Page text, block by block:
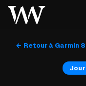
← Retour à Garmin